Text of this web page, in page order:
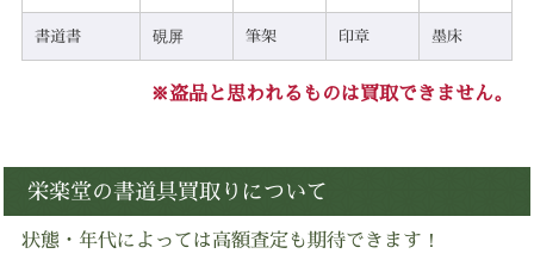
書道書 硯屏 筆架 印章 墨床
※盗品と思われるものは買取できません。
栄楽堂の書道具買取りについて
状態・年代によっては高額査定も期待できます！